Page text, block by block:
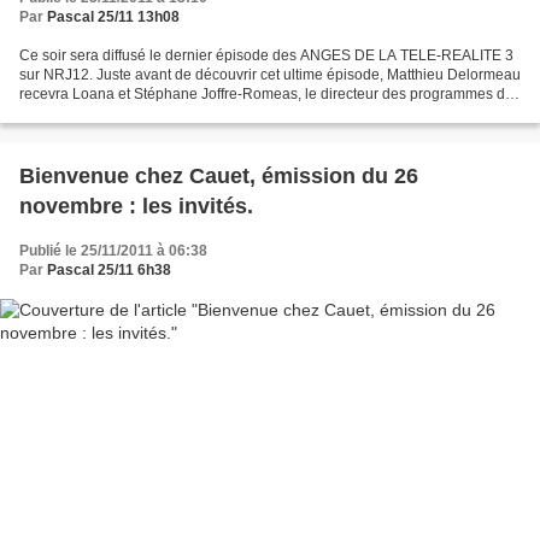
Par Pascal 25/11 13h08
Ce soir sera diffusé le dernier épisode des ANGES DE LA TELE-REALITE 3
sur NRJ12. Juste avant de découvrir cet ultime épisode, Matthieu Delormeau
recevra Loana et Stéphane Joffre-Romeas, le directeur des programmes de
Bienvenue chez Cauet, émission du 26
novembre : les invités.
Publié le 25/11/2011 à 06:38
Par Pascal 25/11 6h38